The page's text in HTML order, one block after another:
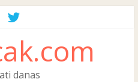
danas